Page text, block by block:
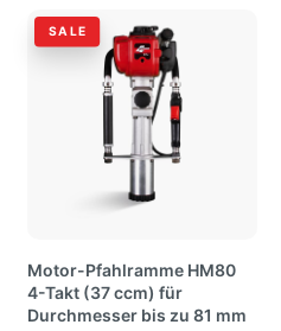
SALE
Motor-Pfahlramme HM80
4-Takt (37 ccm) für
Durchmesser bis zu 81 mm